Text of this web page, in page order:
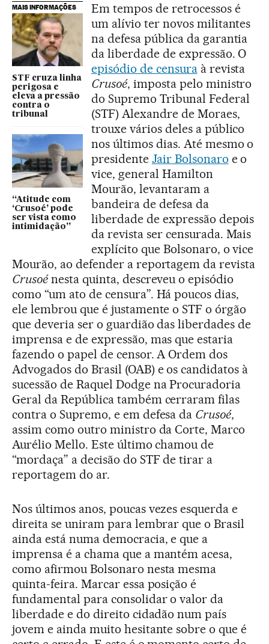
MAIS INFORMAÇÕES
STF cruza linha
perigosa e
eleva a pressão
contra o
tribunal
“Atitude com
‘Crusoé’ pode
ser vista como
intimidação”
Em tempos de retrocessos é
um alívio ter novos militantes
na defesa pública da garantia
da liberdade de expressão. O
episódio de censuraà revista
Crusoé, imposta pelo ministro
do Supremo Tribunal Federal
(STF) Alexandre de Moraes,
trouxe vários deles a público
nos últimos dias. Até mesmo o
presidente Jair Bolsonaro e o
vice, general Hamilton
Mourão, levantaram a
bandeira de defesa da
liberdade de expressão depois
da revista ser censurada. Mais
explícito que Bolsonaro, o vice
Mourão, ao defender a reportagem da revista
Crusoénesta quinta, descreveu o episódio
como “um ato de censura”. Há poucos dias,
ele lembrou que é justamente o STF o órgão
que deveria ser o guardião das liberdades de
imprensa e de expressão, mas que estaria
fazendo o papel de censor. A Ordem dos
Advogados do Brasil (OAB) e os candidatos à
sucessão de Raquel Dodge na Procuradoria
Geral da República também cerraram filas
contra o Supremo, e em defesa da Crusoé,
assim como outro ministro da Corte, Marco
Aurélio Mello. Este último chamou de
“mordaça” a decisão do STF de tirar a
reportagem do ar.
Nos últimos anos, poucas vezes esquerda e
direita se uniram para lembrar que o Brasil
ainda está numa democracia, e que a
imprensa é a chama que a mantém acesa,
como afirmou Bolsonaro nesta mesma
quinta-feira. Marcar essa posição é
fundamental para consolidar o valor da
liberdade e do direito cidadão num país
jovem e ainda muito hesitante sobre o que é